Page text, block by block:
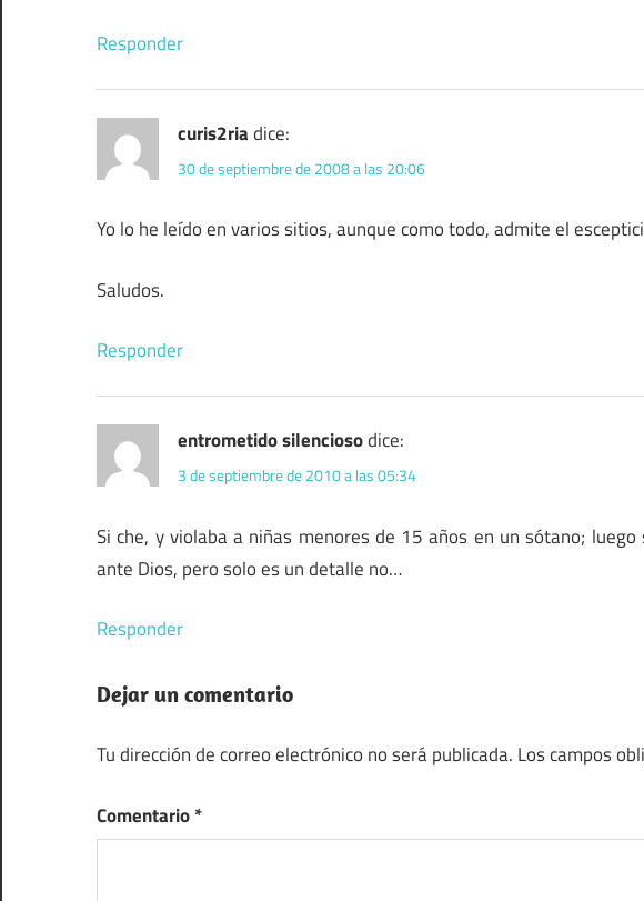
Responder
curis2riadice:
30 de septiembre de 2008 a las 20:06
Yo lo he leído en varios sitios, aunque como todo, admite el
Saludos.
Responder
entrometido silenciosodice:
3 de septiembre de 2010 a las 05:34
Si che, y violaba a niñas menores de 15 años en un sótano;
ante Dios, pero solo es un detalle no…
Responder
Dejar un comentario
Tu dirección de correo electrónico no será publicada. Los campos
Comentario*